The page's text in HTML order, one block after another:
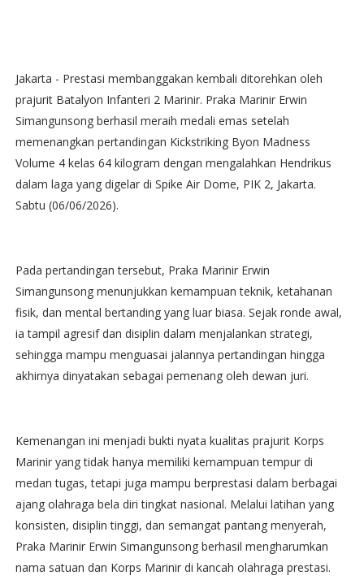
Jakarta - Prestasi membanggakan kembali ditorehkan oleh
prajurit Batalyon Infanteri 2 Marinir. Praka Marinir Erwin
Simangunsong berhasil meraih medali emas setelah
memenangkan pertandingan Kickstriking Byon Madness
Volume 4 kelas 64 kilogram dengan mengalahkan Hendrikus
dalam laga yang digelar di Spike Air Dome, PIK 2, Jakarta.
Sabtu (06/06/2026).
Pada pertandingan tersebut, Praka Marinir Erwin
Simangunsong menunjukkan kemampuan teknik, ketahanan
fisik, dan mental bertanding yang luar biasa. Sejak ronde awal,
ia tampil agresif dan disiplin dalam menjalankan strategi,
sehingga mampu menguasai jalannya pertandingan hingga
akhirnya dinyatakan sebagai pemenang oleh dewan juri.
Kemenangan ini menjadi bukti nyata kualitas prajurit Korps
Marinir yang tidak hanya memiliki kemampuan tempur di
medan tugas, tetapi juga mampu berprestasi dalam berbagai
ajang olahraga bela diri tingkat nasional. Melalui latihan yang
konsisten, disiplin tinggi, dan semangat pantang menyerah,
Praka Marinir Erwin Simangunsong berhasil mengharumkan
nama satuan dan Korps Marinir di kancah olahraga prestasi.